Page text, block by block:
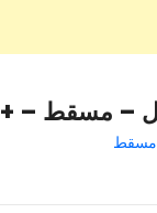
– +968 24 602603
مسقط